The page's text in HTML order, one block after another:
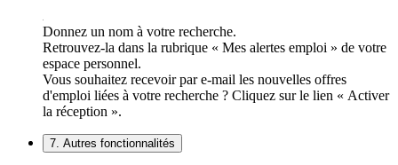
Donnez un nom à votre recherche.
Retrouvez-la dans la rubrique « Mes alertes emploi » de votre
espace personnel.
Vous souhaitez recevoir par e-mail les nouvelles offres
d'emploi liées à votre recherche ? Cliquez sur le lien « Activer
la réception ».
7. Autres fonctionnalités